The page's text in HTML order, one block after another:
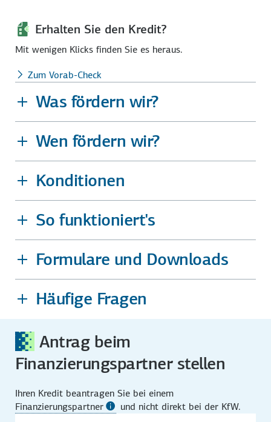
Erhalten Sie den Kredit?
Mit wenigen Klicks finden Sie es heraus.
Zum Vorab-Check
Was fördern wir?
Wen fördern wir?
Konditionen
So funktioniert's
Formulare und Downloads
Häufige Fragen
Antrag beim
Finanzierungspartner stellen
Ihren Kredit beantragen Sie bei einem
Finanzierungspartner
und nicht direkt bei der KfW.